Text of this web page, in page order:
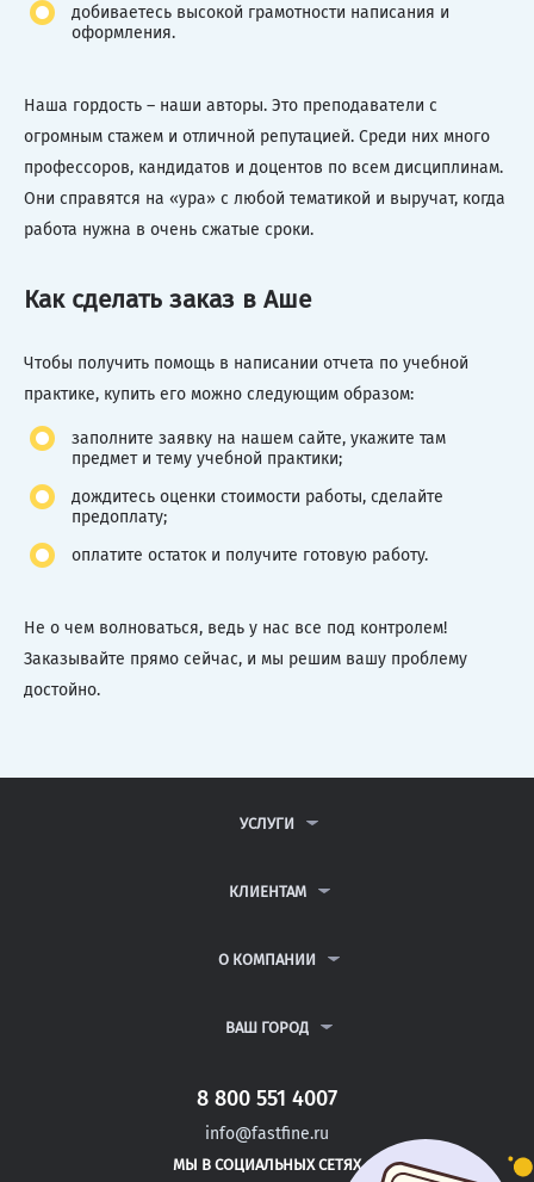
добиваетесь высокой грамотности написания и
оформления.
Наша гордость – наши авторы. Это преподаватели с
огромным стажем и отличной репутацией. Среди них много
профессоров, кандидатов и доцентов по всем дисциплинам.
Они справятся на «ура» с любой тематикой и выручат, когда
работа нужна в очень сжатые сроки.
Как сделать заказ в Аше
Чтобы получить помощь в написании отчета по учебной
практике, купить его можно следующим образом:
заполните заявку на нашем сайте, укажите там
предмет и тему учебной практики;
дождитесь оценки стоимости работы, сделайте
предоплату;
оплатите остаток и получите готовую работу.
Не о чем волноваться, ведь у нас все под контролем!
Заказывайте прямо сейчас, и мы решим вашу проблему
достойно.
УСЛУГИ
ДИПЛОМНЫЕ РАБОТЫ
РЕФЕРАТЫ
КЛИЕНТАМ
ВОПРОСЫ И ОТВЕТЫ
ПОЛИТИКА КОНФИДЕНЦИАЛЬНОСТИ
О КОМПАНИИ
КОНТАКТЫ
ВАШ ГОРОД
САНКТ-ПЕТЕРБУРГ
ВЕРХНИЙ УФАЛЕЙ
ГУКОВО
8 800 551 4007
info@fastfine.ru
МЫ В СОЦИАЛЬНЫХ СЕТЯХ